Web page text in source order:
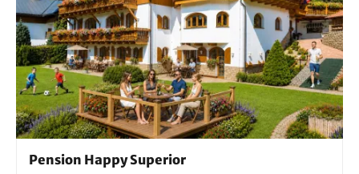
Pension Happy Superior